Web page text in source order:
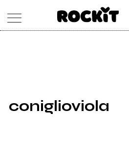
SHOP
RADIO
coniglioviola